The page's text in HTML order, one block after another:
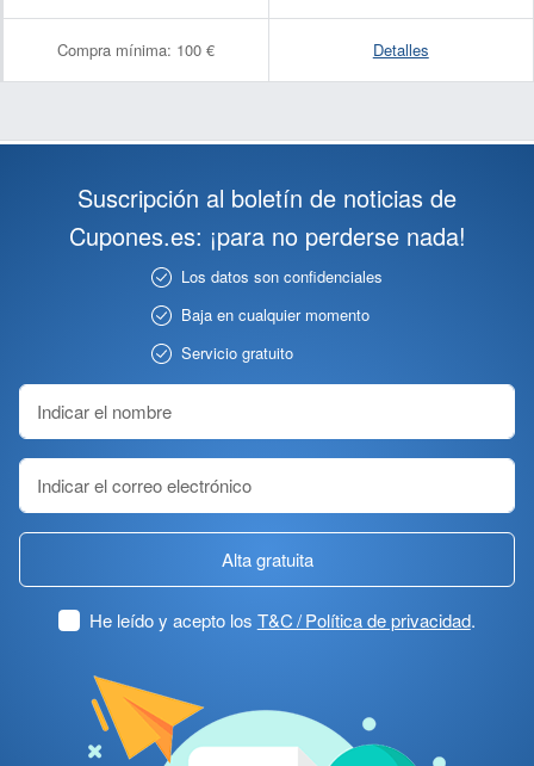
Compra mínima: 100 € Detalles
Suscripción al boletín de noticias de
Cupones.es: ¡para no perderse nada!
Los datos son confidenciales
Baja en cualquier momento
Servicio gratuito
Alta gratuita
He leído y acepto los T&C / Política de privacidad.